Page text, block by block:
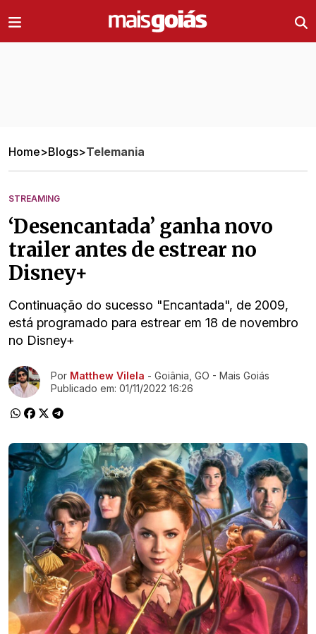
Home>Blogs>Telemania
STREAMING
‘Desencantada’ ganha novo
trailer antes de estrear no
Disney+
Continuação do sucesso "Encantada", de 2009,
está programado para estrear em 18 de novembro
no Disney+
Ir direto pra matéria
Por Matthew Vilela - Goiânia, GO - Mais Goiás
Publicado em: 01/11/2022 16:26